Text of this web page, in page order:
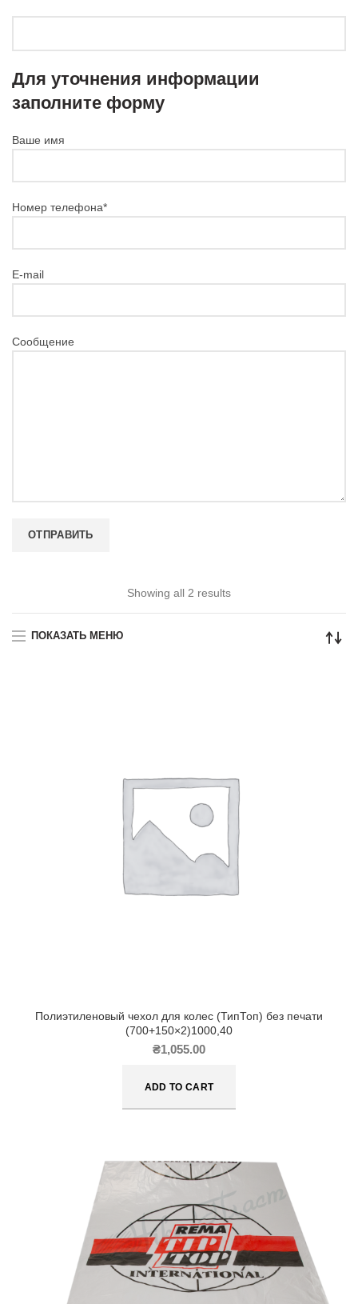
Для уточнения информации
заполните форму
Ваше имя
Номер телефона*
E-mail
Сообщение
Showing all 2 results
ПОКАЗАТЬ МЕНЮ
Полиэтиленовый чехол для колес (ТипТоп) без печати
(700+150×2)1000,40
₴1,055.00
ADD TO CART